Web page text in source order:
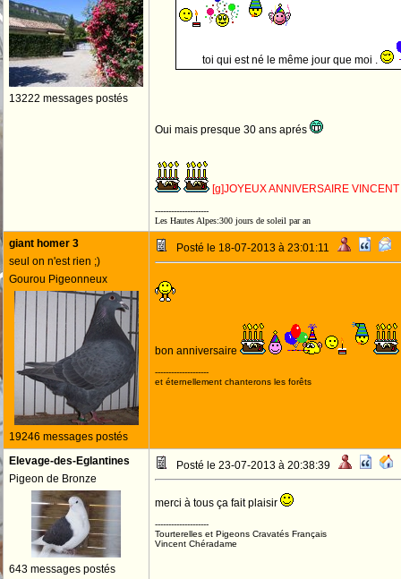
13222 messages postés
toi qui est né le même jour que moi .
Oui mais presque 30 ans aprés
[g]JOYEUX ANNIVERSAIRE VINCENT
--------------------
Les Hautes Alpes:300 jours de soleil par an
giant homer 3
seul on n'est rien ;)
Gourou Pigeonneux
19246 messages postés
Posté le 18-07-2013 à 23:01:11
bon anniversaire
--------------------
et éternellement chanterons les forêts
Elevage-des-Eglantines
Pigeon de Bronze
643 messages postés
Posté le 23-07-2013 à 20:38:39
merci à tous ça fait plaisir
--------------------
Tourterelles et Pigeons Cravatés Français
Vincent Chéradame